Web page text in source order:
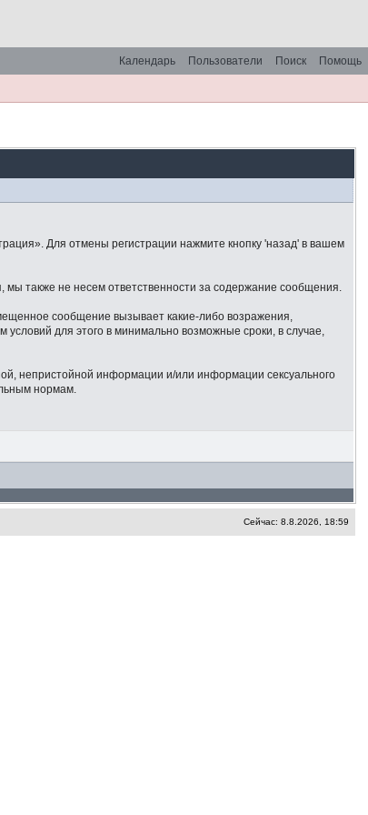
Помощь
Поиск
Пользователи
Календарь
Для отмены регистрации нажмите кнопку 'назад' в вашем
также не несем ответственности за содержание сообщения.
сообщение вызывает какие-либо возражения,
для этого в минимально возможные сроки, в случае,
непристойной информации и/или информации сексуального
нормам.
Сейчас: 8.8.2026, 18:59